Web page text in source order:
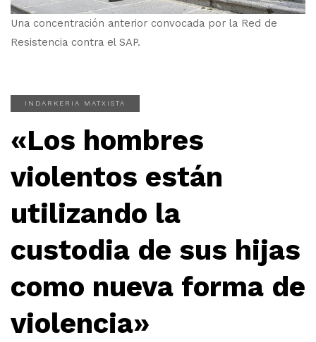
Una concentración anterior convocada por la Red de
Resistencia contra el SAP.
INDARKERIA MATXISTA
«Los hombres
violentos están
utilizando la
custodia de sus hijas
como nueva forma de
violencia»